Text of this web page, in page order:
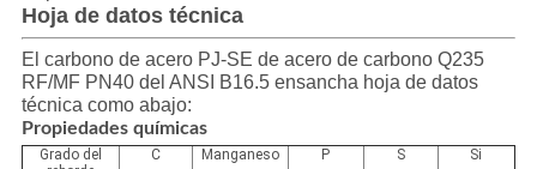
Hoja de datos técnica
El carbono de acero PJ-SE de acero de carbono Q235
RF/MF PN40 del ANSI B16.5 ensancha hoja de datos
técnica como abajo:
Propiedades químicas
Grado del
C Manganeso P S Si